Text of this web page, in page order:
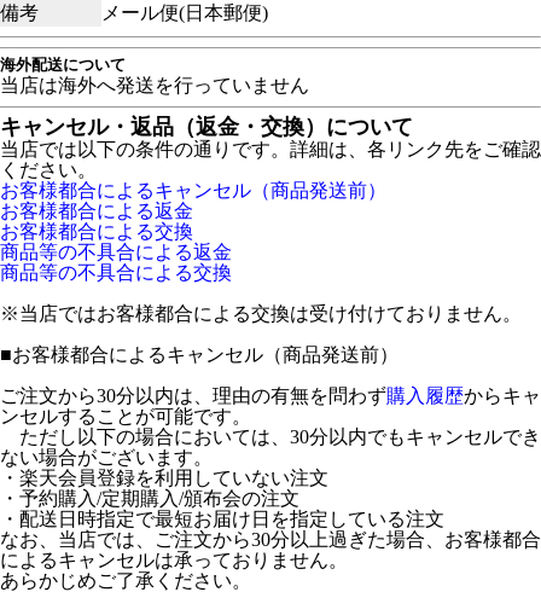
備考
メール便(日本郵便)
海外配送について
当店は海外へ発送を行っていません
キャンセル・返品（返金・交換）について
当店では以下の条件の通りです。詳細は、各リンク先をご確認
ください。
お客様都合によるキャンセル（商品発送前）
お客様都合による返金
お客様都合による交換
商品等の不具合による返金
商品等の不具合による交換
※当店ではお客様都合による交換は受け付けておりません。
■お客様都合によるキャンセル（商品発送前）
ご注文から30分以内は、理由の有無を問わず購入履歴からキャ
ンセルすることが可能です。
ただし以下の場合においては、30分以内でもキャンセルでき
ない場合がございます。
・楽天会員登録を利用していない注文
・予約購入/定期購入/頒布会の注文
・配送日時指定で最短お届け日を指定している注文
なお、当店では、ご注文から30分以上過ぎた場合、お客様都合
によるキャンセルは承っておりません。
あらかじめご了承ください。